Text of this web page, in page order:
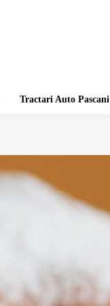
Tractari Auto Pascani